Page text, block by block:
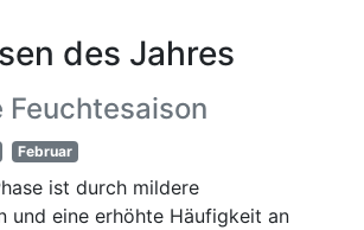
des Jahres
Februar
ist durch mildere
und eine erhöhte Häufigkeit an